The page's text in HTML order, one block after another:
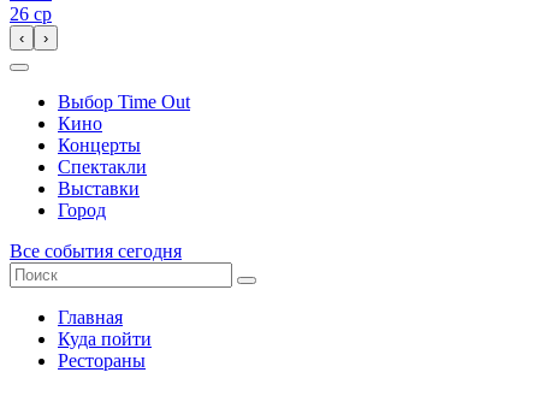
26 ср
‹ ›
Выбор Time Out
Кино
Концерты
Спектакли
Выставки
Город
Все события сегодня
Главная
Куда пойти
Рестораны